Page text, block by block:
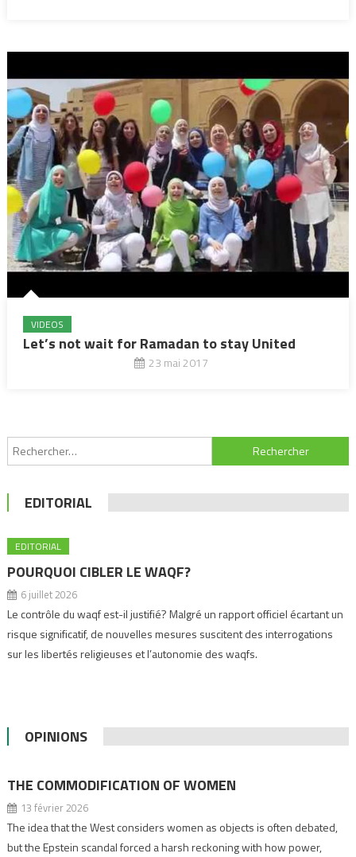
VIDEOS
Let’s not wait for Ramadan to stay United
23 mai 2017
Rechercher :
EDITORIAL
EDITORIAL
POURQUOI CIBLER LE WAQF?
6 juillet 2026
Le contrôle du waqf est-il justifié? Malgré un rapport officiel écartant un
risque significatif, de nouvelles mesures suscitent des interrogations
sur les libertés religieuses et l’autonomie des waqfs.
OPINIONS
THE COMMODIFICATION OF WOMEN
13 février 2026
The idea that the West considers women as objects is often debated,
but the Epstein scandal forced a harsh reckoning with how power,